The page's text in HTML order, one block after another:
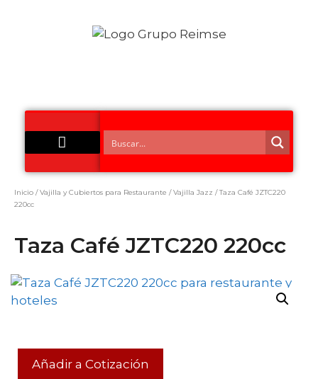
Inicio /Vajilla y Cubiertos para Restaurante /Vajilla Jazz / Taza Café JZTC220
220cc
Taza Café JZTC220 220cc
Añadir a Cotización